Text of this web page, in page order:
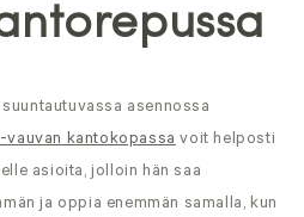
asennossa
vauvan kantokopassa voit helposti
asioita, jolloin hän saa
ja oppia enemmän samalla, kun